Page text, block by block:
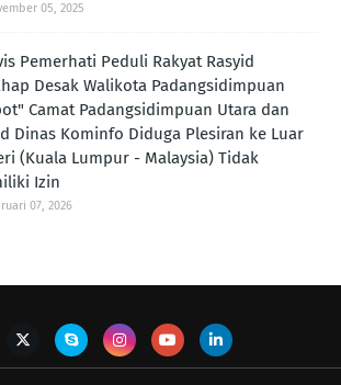
05, 2025
Pemerhati Peduli Rakyat Rasyid
Desak Walikota Padangsidimpuan
Camat Padangsidimpuan Utara dan
Dinas Kominfo Diduga Plesiran ke Luar
(Kuala Lumpur - Malaysia) Tidak
Izin
07, 2026